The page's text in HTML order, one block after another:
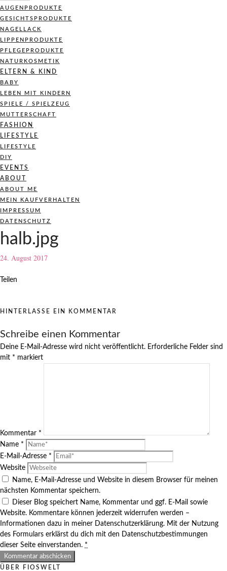
AUGENPRODUKTE
GESICHTSPRODUKTE
NAGELLACK
LIPPENPRODUKTE
PFLEGEPRODUKTE
NATURKOSMETIK
ELTERN & KIND
BABY
LEBEN MIT KINDERN
SPIELE / SPIELZEUG
MUTTERSCHAFT
FASHION
LIFESTYLE
LIFESTYLE
DIY
EVENTS
ABOUT
ABOUT ME
MEIN KAUFVERHALTEN
IMPRESSUM
DATENSCHUTZ
halb.jpg
24. August 2017
Teilen
HINTERLASSE EIN KOMMENTAR
Schreibe einen Kommentar
Deine E-Mail-Adresse wird nicht veröffentlicht. Erforderliche Felder sind
mit * markiert
Kommentar *
Name *
E-Mail-Adresse *
Website
Name, E-Mail-Adresse und Website in diesem Browser für meinen
nächsten Kommentar speichern.
Dieser Blog speichert Name, Kommentar und ggf. E-Mail sowie
Website. Kommentare können jederzeit widerrufen werden –
Informationen dazu in meiner Datenschutzerklärung. Mit der Nutzung
des Formulars erklärst du dich mit den Datenschutzbestimmungen
dieser Seite einverstanden. *
ÜBER FIOSWELT